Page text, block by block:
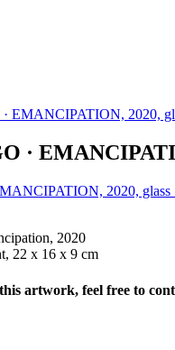
2020,
·
2020
22 x 16 x 9 cm
artwork, feel free to